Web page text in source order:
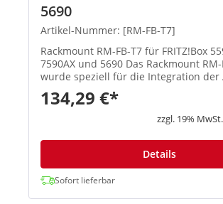
5690
Artikel-Nummer: [RM-FB-T7]
Rackmount RM-FB-T7 für FRITZ!Box
7590AX und 5690 Das Rackmount RM-
wurde speziell für die Integration der
FRITZ!Box-Modelle 5590, 6660, 7590AX
in 19-Zoll-Server-Racks entwickelt. Es
eine saubere, platzsparende...
134,29 €*
zzgl. 19%
Details
Sofort lieferbar